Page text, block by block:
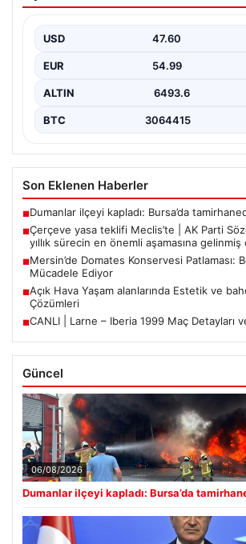
USD 47.60
EUR 54.99
ALTIN 6493.6
BTC 3064415
Son Eklenen Haberler
■Dumanlar ilçeyi kapladı: Bursa’da
■Çerçeve yasa teklifi Meclis’te | AK Parti
yıllık sürecin en önemli aşamasına gelinmiş
■Mersin’de Domates Konservesi Patlaması:
Mücadele Ediyor
■Açık Hava Yaşam alanlarında Estetik ve
Çözümleri
■CANLI | Larne – Iberia 1999 Maç Detayları
Güncel
06/08/2026
Dumanlar ilçeyi kapladı: Bursa’da